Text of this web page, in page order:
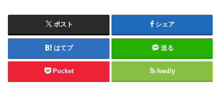
ポスト シェア
はてブ 送る
Pocket feedly